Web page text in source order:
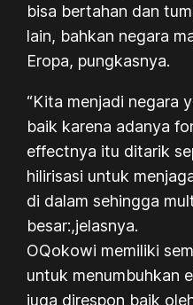
bisa bertahan dan
lain, bahkan negara
Eropa, pungkasnya.
“Kita menjadi negara
baik karena adanya
effectnya itu ditarik
hilirisasi untuk
di dalam sehingga
besar:,jelasnya.
OQokowi memiliki
untuk menumbuhkan
juga direspon baik